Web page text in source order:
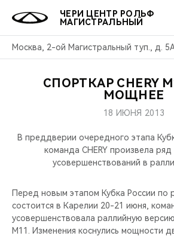
ЧЕРИ ЦЕНТР РОЛЬФ
МАГИСТРАЛЬНЫЙ
Москва, 2-ой Магистральный туп., д.
МОДЕЛИ
КРОССОВЕРЫ
СЕДАНЫ
НОВИНКИ
ПОКУПАТЕЛЯМ
КРЕДИТ И СТРАХОВАНИЕ
ВЛАДЕЛЬЦАМ
ЗАПЧАСТИ И АКСЕССУАРЫ
CHERY CONNECT
МИР CHERY
О БРЕНДЕ
ЛЮДИ CHERY
АКЦИИ
ОНЛАЙН
О КОМПАНИИ
МЫ В СОЦСЕТЯХ
СПОРТКАР CHERY
МОЩНЕЕ
18 ИЮНЯ 2013
В преддверии очередного этапа
команда CHERY произвела ряд
усовершенствований в
Перед новым этапом Кубка России по
состоится в Карелии 20-21 июня,
усовершенствовала раллийную
M11. Изменения коснулись мощности